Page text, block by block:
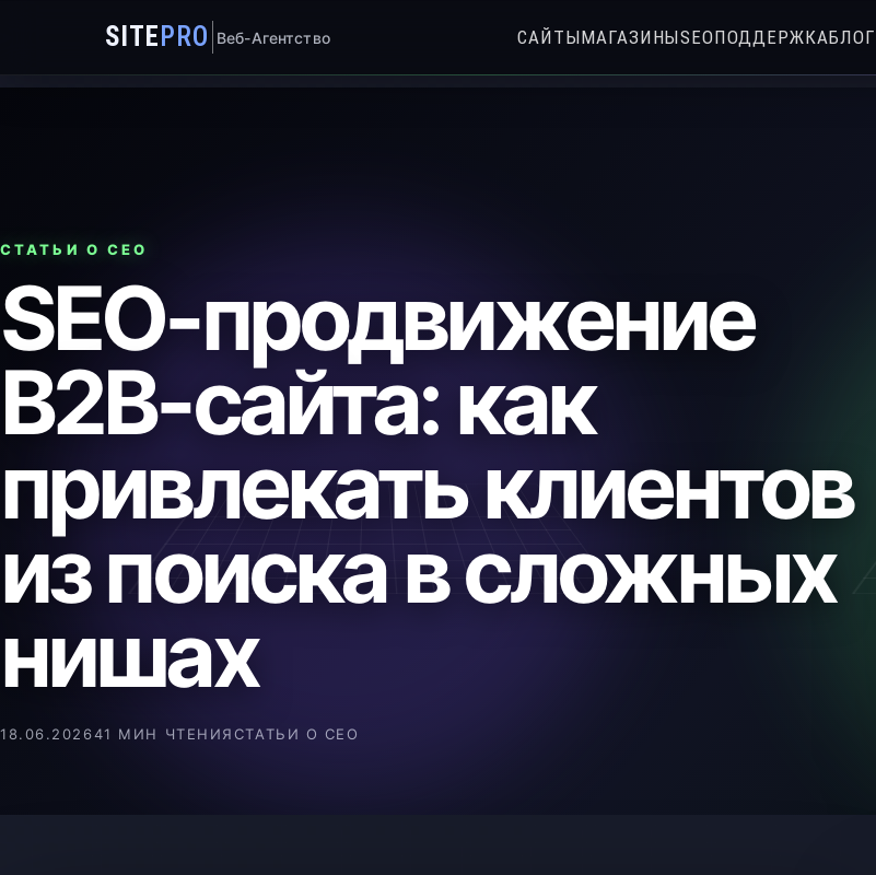
SITE PRO Веб-Агентство САЙТЫМАГАЗИНЫSEOПОДДЕРЖКАБЛОГ
СТАТЬИ О СЕО
SEO-продвижение
B2B-сайта: как
привлекать клиентов
из поиска в сложных
нишах
18.06.202641 МИН ЧТЕНИЯСТАТЬИ О СЕО